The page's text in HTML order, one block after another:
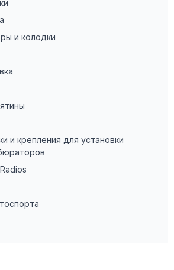
и колодки
и крепления для установки